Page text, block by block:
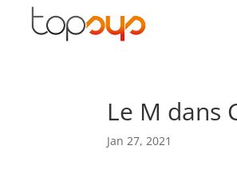
Le M dans
Jan 27, 2021